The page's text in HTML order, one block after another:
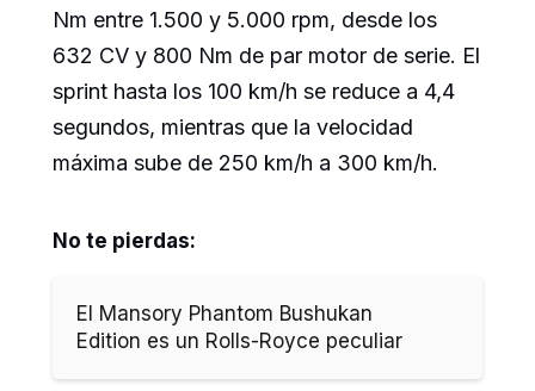
Nm entre 1.500 y 5.000 rpm, desde los
632 CV y 800 Nm de par motor de serie. El
sprint hasta los 100 km/h se reduce a 4,4
segundos, mientras que la velocidad
máxima sube de 250 km/h a 300 km/h.
No te pierdas:
El Mansory Phantom Bushukan
Edition es un Rolls-Royce peculiar